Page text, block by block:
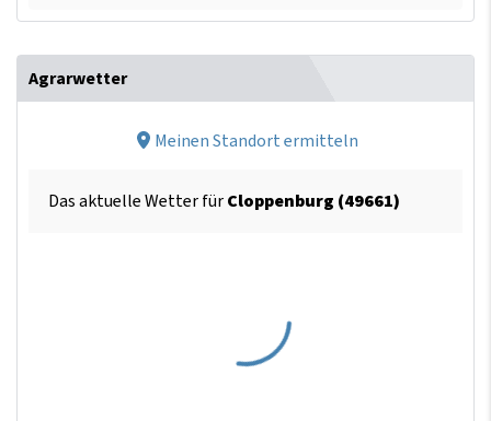
Agrarwetter
Meinen Standort ermitteln
Das aktuelle Wetter fürCloppenburg (49661)